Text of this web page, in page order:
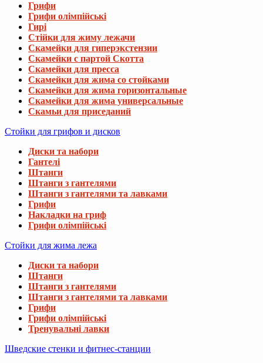
Грифи
Грифи олімпійські
Гирі
Стійки для жиму лежачи
Скамейки для гиперэкстензии
Скамейки с партой Скотта
Скамейки для пресса
Скамейки для жима со стойками
Скамейки для жима горизонтальные
Скамейки для жима универсальные
Скамьи для приседаний
Стойки для грифов и дисков
Диски та набори
Гантелі
Штанги
Штанги з гантелями
Штанги з гантелями та лавками
Грифи
Накладки на гриф
Грифи олімпійські
Стойки для жима лежа
Диски та набори
Штанги
Штанги з гантелями
Штанги з гантелями та лавками
Грифи
Грифи олімпійські
Тренувальні лавки
Шведские стенки и фитнес-станции